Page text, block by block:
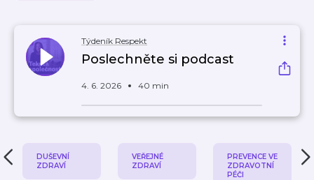
Týdeník Respekt
Poslechněte si podcast
4. 6. 2026 40 min
DUŠEVNÍ
ZDRAVÍ
VEŘEJNÉ
ZDRAVÍ
PREVENCE VE
ZDRAVOTNÍ
PÉČI